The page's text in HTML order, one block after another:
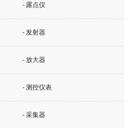
- 露点仪
- 发射器
- 放大器
- 测控仪表
- 采集器